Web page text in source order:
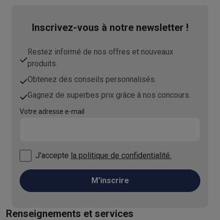
Inscrivez-vous à notre newsletter !
Restez informé de nos offres et nouveaux
produits.
Obtenez des conseils personnalisés.
Gagnez de superbes prix grâce à nos concours.
Votre adresse e-mail
J'accepte la politique de confidentialité.
M'inscrire
Renseignements et services